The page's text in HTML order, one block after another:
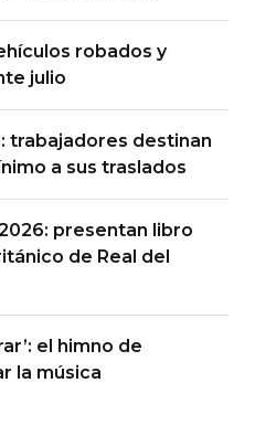
robados y
julio
trabajadores destinan
a sus traslados
presentan libro
de Real del
el himno de
la música